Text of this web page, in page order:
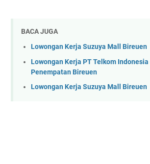
BACA JUGA
Lowongan Kerja Suzuya Mall Bireuen
Lowongan Kerja PT Telkom
Penempatan Bireuen
Lowongan Kerja Suzuya Mall Bireuen